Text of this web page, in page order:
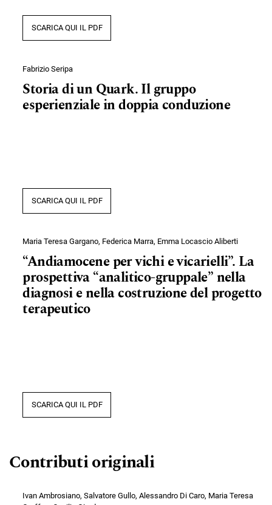
SCARICA QUI IL PDF
Fabrizio Seripa
Storia di un Quark. Il gruppo
esperienziale in doppia conduzione
SCARICA QUI IL PDF
Maria Teresa Gargano, Federica Marra, Emma Locascio Aliberti
“Andiamocene per vichi e vicarielli”. La
prospettiva “analitico-gruppale” nella
diagnosi e nella costruzione del progetto
terapeutico
SCARICA QUI IL PDF
Contributi originali
Ivan Ambrosiano, Salvatore Gullo, Alessandro Di Caro, Maria Teresa